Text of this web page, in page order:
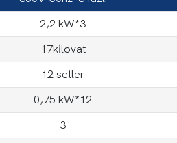
2,2 kW*3
17kilovat
12 setler
0,75 kW*12
3